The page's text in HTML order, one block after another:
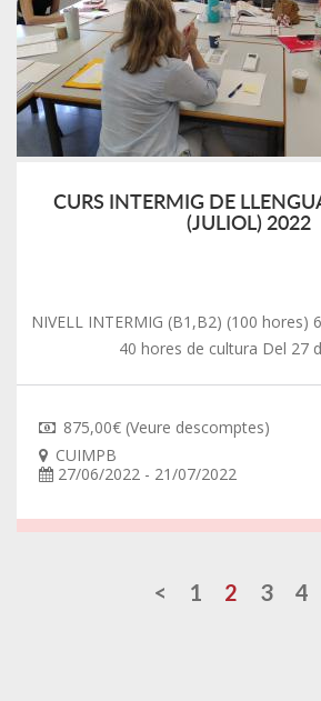
CURS INTERMIG DE
(JULIOL) 2022
NIVELL INTERMIG (B1,B2) (100 hores)
40 hores de cultura Del 27
875,00€ (Veure descomptes)
CUIMPB
27/06/2022 - 21/07/2022
< 1 2 3 4